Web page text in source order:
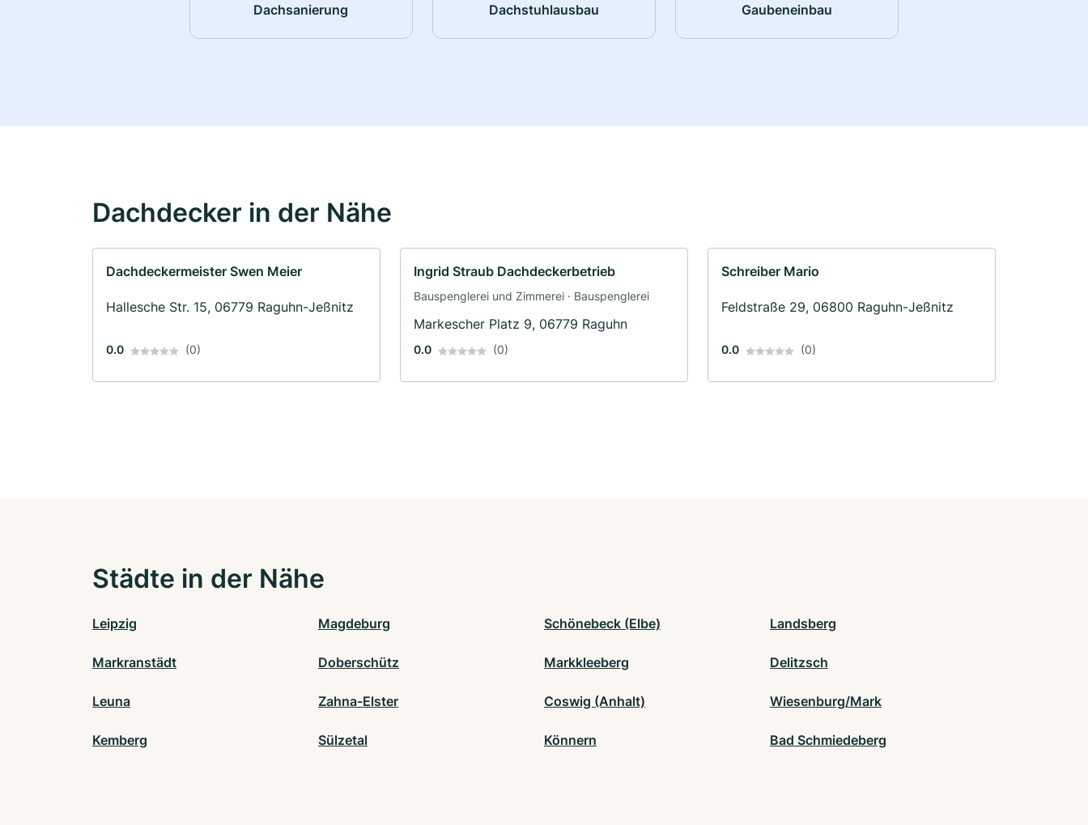
Dachsanierung Dachstuhlausbau Gaubeneinbau
Dachdecker in der Nähe
Dachdeckermeister Swen Meier
Hallesche Str. 15, 06779 Raguhn-Jeßnitz
0.0 (0)
Ingrid Straub Dachdeckerbetrieb
Bauspenglerei und Zimmerei · Bauspenglerei
Markescher Platz 9, 06779 Raguhn
0.0 (0)
Schreiber Mario
Feldstraße 29, 06800 Raguhn-Jeßnitz
0.0 (0)
Städte in der Nähe
Leipzig Magdeburg Schönebeck (Elbe) Landsberg
Markranstädt Doberschütz Markkleeberg Delitzsch
Leuna Zahna-Elster Coswig (Anhalt) Wiesenburg/Mark
Kemberg Sülzetal Könnern Bad Schmiedeberg